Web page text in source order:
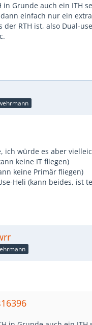
in Grunde auch ein ITH
einfach nur ein
der RTH ist, also Dual-
ich würde es aber
keine IT fliegen)
keine Primär fliegen)
Heli (kann beides, ist